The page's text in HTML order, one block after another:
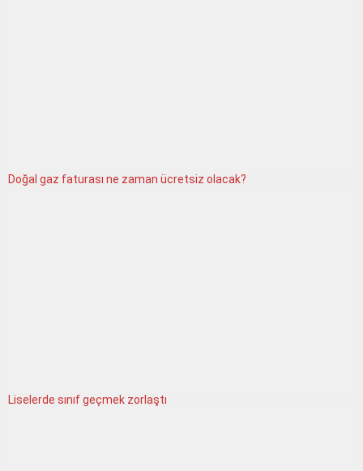
Doğal gaz faturası ne zaman ücretsiz olacak?
Liselerde sınıf geçmek zorlaştı